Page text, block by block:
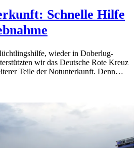
Schnelle Hilfe
wieder in Doberlug-
wir das Deutsche Rote Kreuz
Teile der Notunterkunft. Denn…